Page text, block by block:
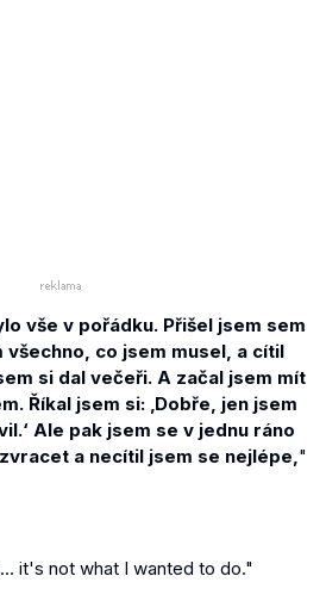
vše v pořádku. Přišel jsem sem
všechno, co jsem musel, a cítil
si dal večeři. A začal jsem mít
Říkal jsem si: ‚Dobře, jen jsem
Ale pak jsem se v jednu ráno
a necítil jsem se nejlépe,"
it's not what I wanted to do."